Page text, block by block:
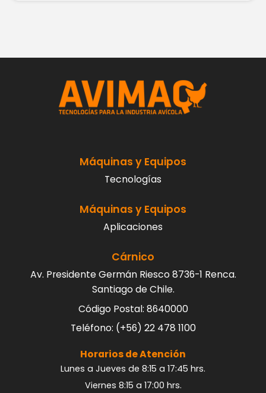
Máquinas y Equipos
Tecnologías
Máquinas y Equipos
Aplicaciones
Cárnico
Av. Presidente Germán Riesco 8736-1 Renca.
Santiago de Chile.
Código Postal: 8640000
Teléfono: (+56) 22 478 1100
Horarios de Atención
Lunes a Jueves de 8:15 a 17:45 hrs.
Viernes 8:15 a 17:00 hrs.